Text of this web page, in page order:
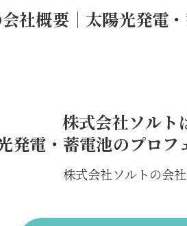
社概要｜太陽光発電
株式会社ソルト
発電・蓄電池のプロフ
株式会社ソルトの会